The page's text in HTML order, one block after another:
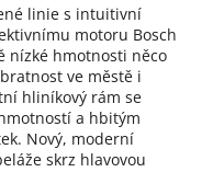
linie s intuitivní
motoru Bosch
nízké hmotnosti něco
ve městě i
hliníkový rám se
a hbitým
Nový, moderní
skrz hlavovou